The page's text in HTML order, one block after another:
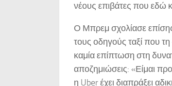
νέους επιβάτες που εδώ
Ο Μπρεμ σχολίασε επίσης
τους οδηγούς ταξί που
καμία επίπτωση στη
αποζημιώσεις: «Είμαι
η Uber έχει διαπράξει